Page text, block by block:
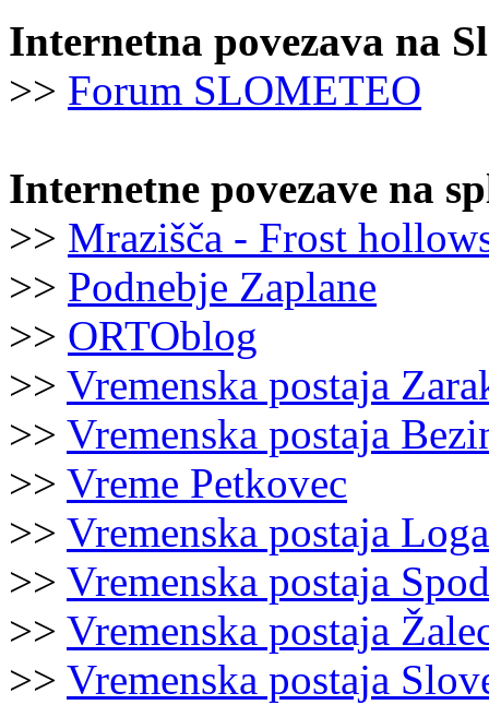
Internetna povezava na
>> Forum SLOMETEO
Internetne povezave na
>> Mrazišča - Frost
>> Podnebje Zaplane
>> ORTOblog
>> Vremenska postaja
>> Vremenska postaja
>> Vreme Petkovec
>> Vremenska postaja
>> Vremenska postaja
>> Vremenska postaja
>> Vremenska postaja